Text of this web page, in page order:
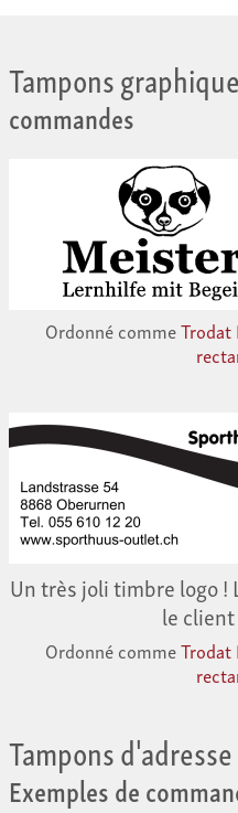
Tampons graphique
commandes
Ordonné commeTrodat
Un très joli timbre logo !
le
Ordonné commeTrodat
Tampons
Exemples de